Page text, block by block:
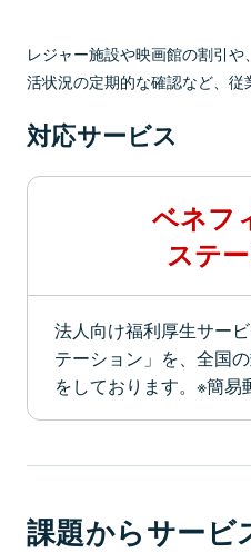
レジャー施設や映画館の割引
活状況の定期的な確認など、従
対応サービス
ベネフ
ステ
法人向け福利厚生サー
テーション」を、全国
をしております。※簡易
課題からサービ